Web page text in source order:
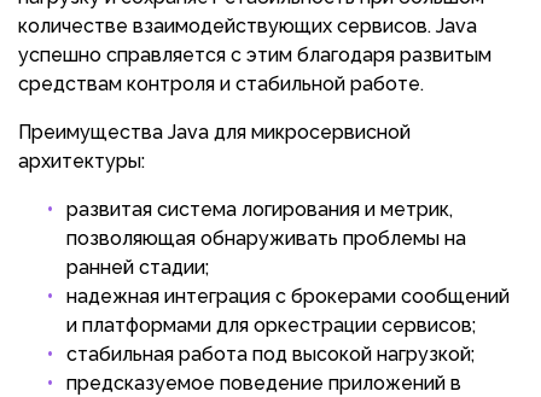
количестве взаимодействующих сервисов. Java
успешно справляется с этим благодаря развитым
средствам контроля и стабильной работе.
Преимущества Java для микросервисной
архитектуры:
развитая система логирования и метрик,
позволяющая обнаруживать проблемы на
ранней стадии;
надежная интеграция с брокерами сообщений
и платформами для оркестрации сервисов;
стабильная работа под высокой нагрузкой;
предсказуемое поведение приложений в